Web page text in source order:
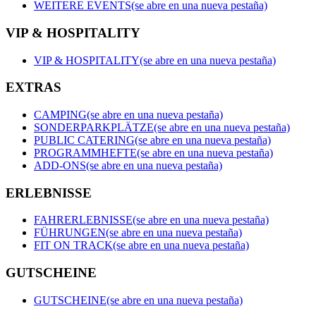
WEITERE EVENTS(se abre en una nueva pestaña)
VIP & HOSPITALITY
VIP & HOSPITALITY(se abre en una nueva pestaña)
EXTRAS
CAMPING(se abre en una nueva pestaña)
SONDERPARKPLÄTZE(se abre en una nueva pestaña)
PUBLIC CATERING(se abre en una nueva pestaña)
PROGRAMMHEFTE(se abre en una nueva pestaña)
ADD-ONS(se abre en una nueva pestaña)
ERLEBNISSE
FAHRERLEBNISSE(se abre en una nueva pestaña)
FÜHRUNGEN(se abre en una nueva pestaña)
FIT ON TRACK(se abre en una nueva pestaña)
GUTSCHEINE
GUTSCHEINE(se abre en una nueva pestaña)